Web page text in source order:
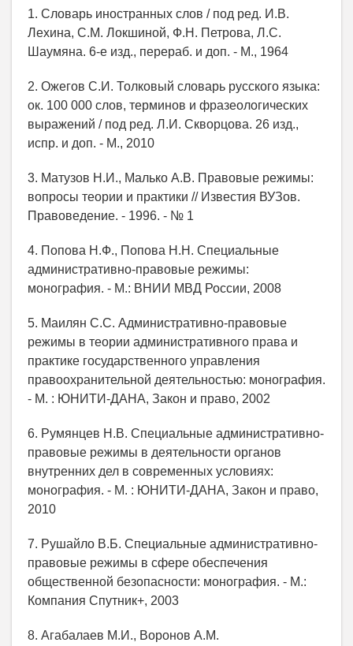
1. Словарь иностранных слов / под ред. И.В.
Лехина, С.М. Локшиной, Ф.Н. Петрова, Л.С.
Шаумяна. 6-е изд., перераб. и доп. - М., 1964
2. Ожегов С.И. Толковый словарь русского языка:
ок. 100 000 слов, терминов и фразеологических
выражений / под ред. Л.И. Скворцова. 26 изд.,
испр. и доп. - М., 2010
3. Матузов Н.И., Малько А.В. Правовые режимы:
вопросы теории и практики // Известия ВУЗов.
Правоведение. - 1996. - № 1
4. Попова Н.Ф., Попова Н.Н. Специальные
административно-правовые режимы:
монография. - М.: ВНИИ МВД России, 2008
5. Маилян С.С. Административно-правовые
режимы в теории административного права и
практике государственного управления
правоохранительной деятельностью: монография.
- М. : ЮНИТИ-ДАНА, Закон и право, 2002
6. Румянцев Н.В. Специальные административно-
правовые режимы в деятельности органов
внутренних дел в современных условиях:
монография. - М. : ЮНИТИ-ДАНА, Закон и право,
2010
7. Рушайло В.Б. Специальные административно-
правовые режимы в сфере обеспечения
общественной безопасности: монография. - М.:
Компания Спутник+, 2003
8. Агабалаев М.И., Воронов А.М.